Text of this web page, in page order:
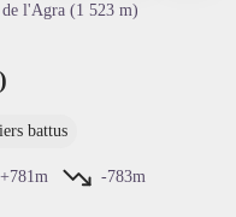
en plein écran
de l'Agra (1 523 m)
battus
+781m
-783m